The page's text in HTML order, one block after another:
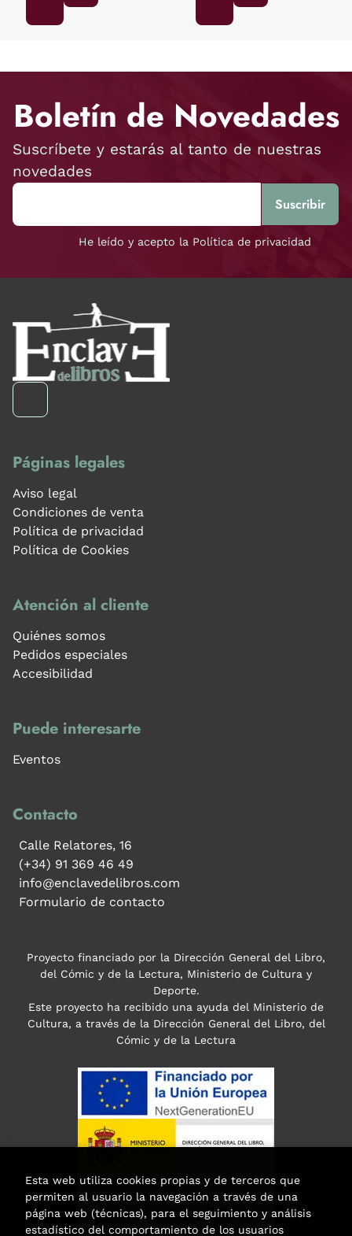
Boletín de Novedades
Suscríbete y estarás al tanto de nuestras
novedades
He leído y acepto la Política de privacidad
Páginas legales
Aviso legal
Condiciones de venta
Política de privacidad
Política de Cookies
Atención al cliente
Quiénes somos
Pedidos especiales
Accesibilidad
Puede interesarte
Eventos
Contacto
Calle Relatores, 16
(+34) 91 369 46 49
info@enclavedelibros.com
Formulario de contacto
Proyecto financiado por la Dirección General del Libro,
del Cómic y de la Lectura, Ministerio de Cultura y
Deporte.
Este proyecto ha recibido una ayuda del Ministerio de
Cultura, a través de la Dirección General del Libro, del
Cómic y de la Lectura
Esta web utiliza cookies propias y de terceros que
permiten al usuario la navegación a través de una
página web (técnicas), para el seguimiento y análisis
estadístico del comportamiento de los usuarios